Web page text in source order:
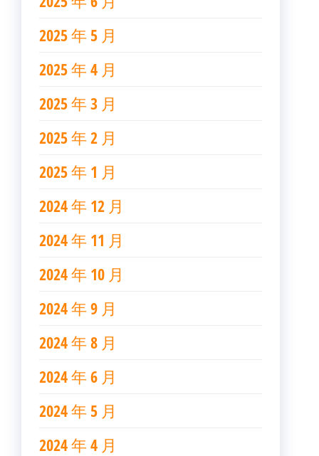
2025 年 5 月
2025 年 4 月
2025 年 3 月
2025 年 2 月
2025 年 1 月
2024 年 12 月
2024 年 11 月
2024 年 10 月
2024 年 9 月
2024 年 8 月
2024 年 6 月
2024 年 5 月
2024 年 4 月